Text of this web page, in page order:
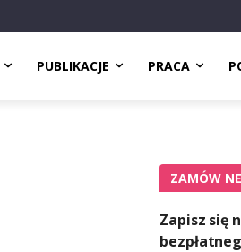
PUBLIKACJE PRACA
ZAMÓW
Zapisz się